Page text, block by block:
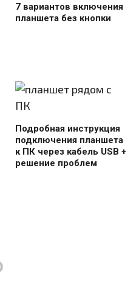
7 вариантов включения
планшета без кнопки
Подробная инструкция
подключения планшета
к ПК через кабель USB +
решение проблем